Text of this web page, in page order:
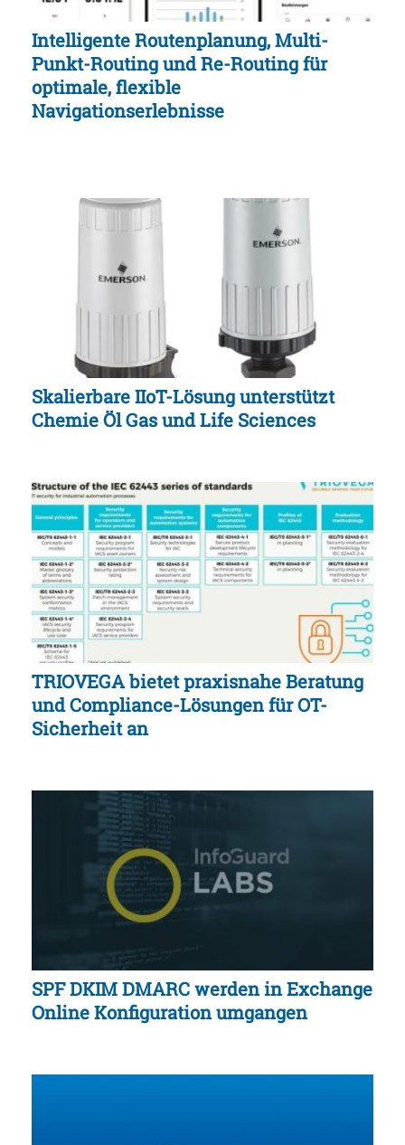
Intelligente Routenplanung, Multi-
Punkt-Routing und Re-Routing für
optimale, flexible
Navigationserlebnisse
Skalierbare IIoT-Lösung unterstützt
Chemie Öl Gas und Life Sciences
TRIOVEGA bietet praxisnahe Beratung
und Compliance-Lösungen für OT-
Sicherheit an
SPF DKIM DMARC werden in Exchange
Online Konfiguration umgangen